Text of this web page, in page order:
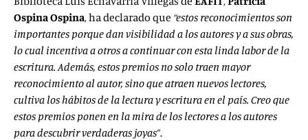
Ospina Ospina, ha declarado que “estos reconocimientos son
importantes porque dan visibilidad a los autores y a sus obras,
lo cual incentiva a otros a continuar con esta linda labor de la
escritura. Además, estos premios no solo traen mayor
reconocimiento al autor, sino que atraen nuevos lectores,
cultiva los hábitos de la lectura y escritura en el país. Creo que
estos premios ponen en la mira de los lectores a los autores
para descubrir verdaderas joyas”.